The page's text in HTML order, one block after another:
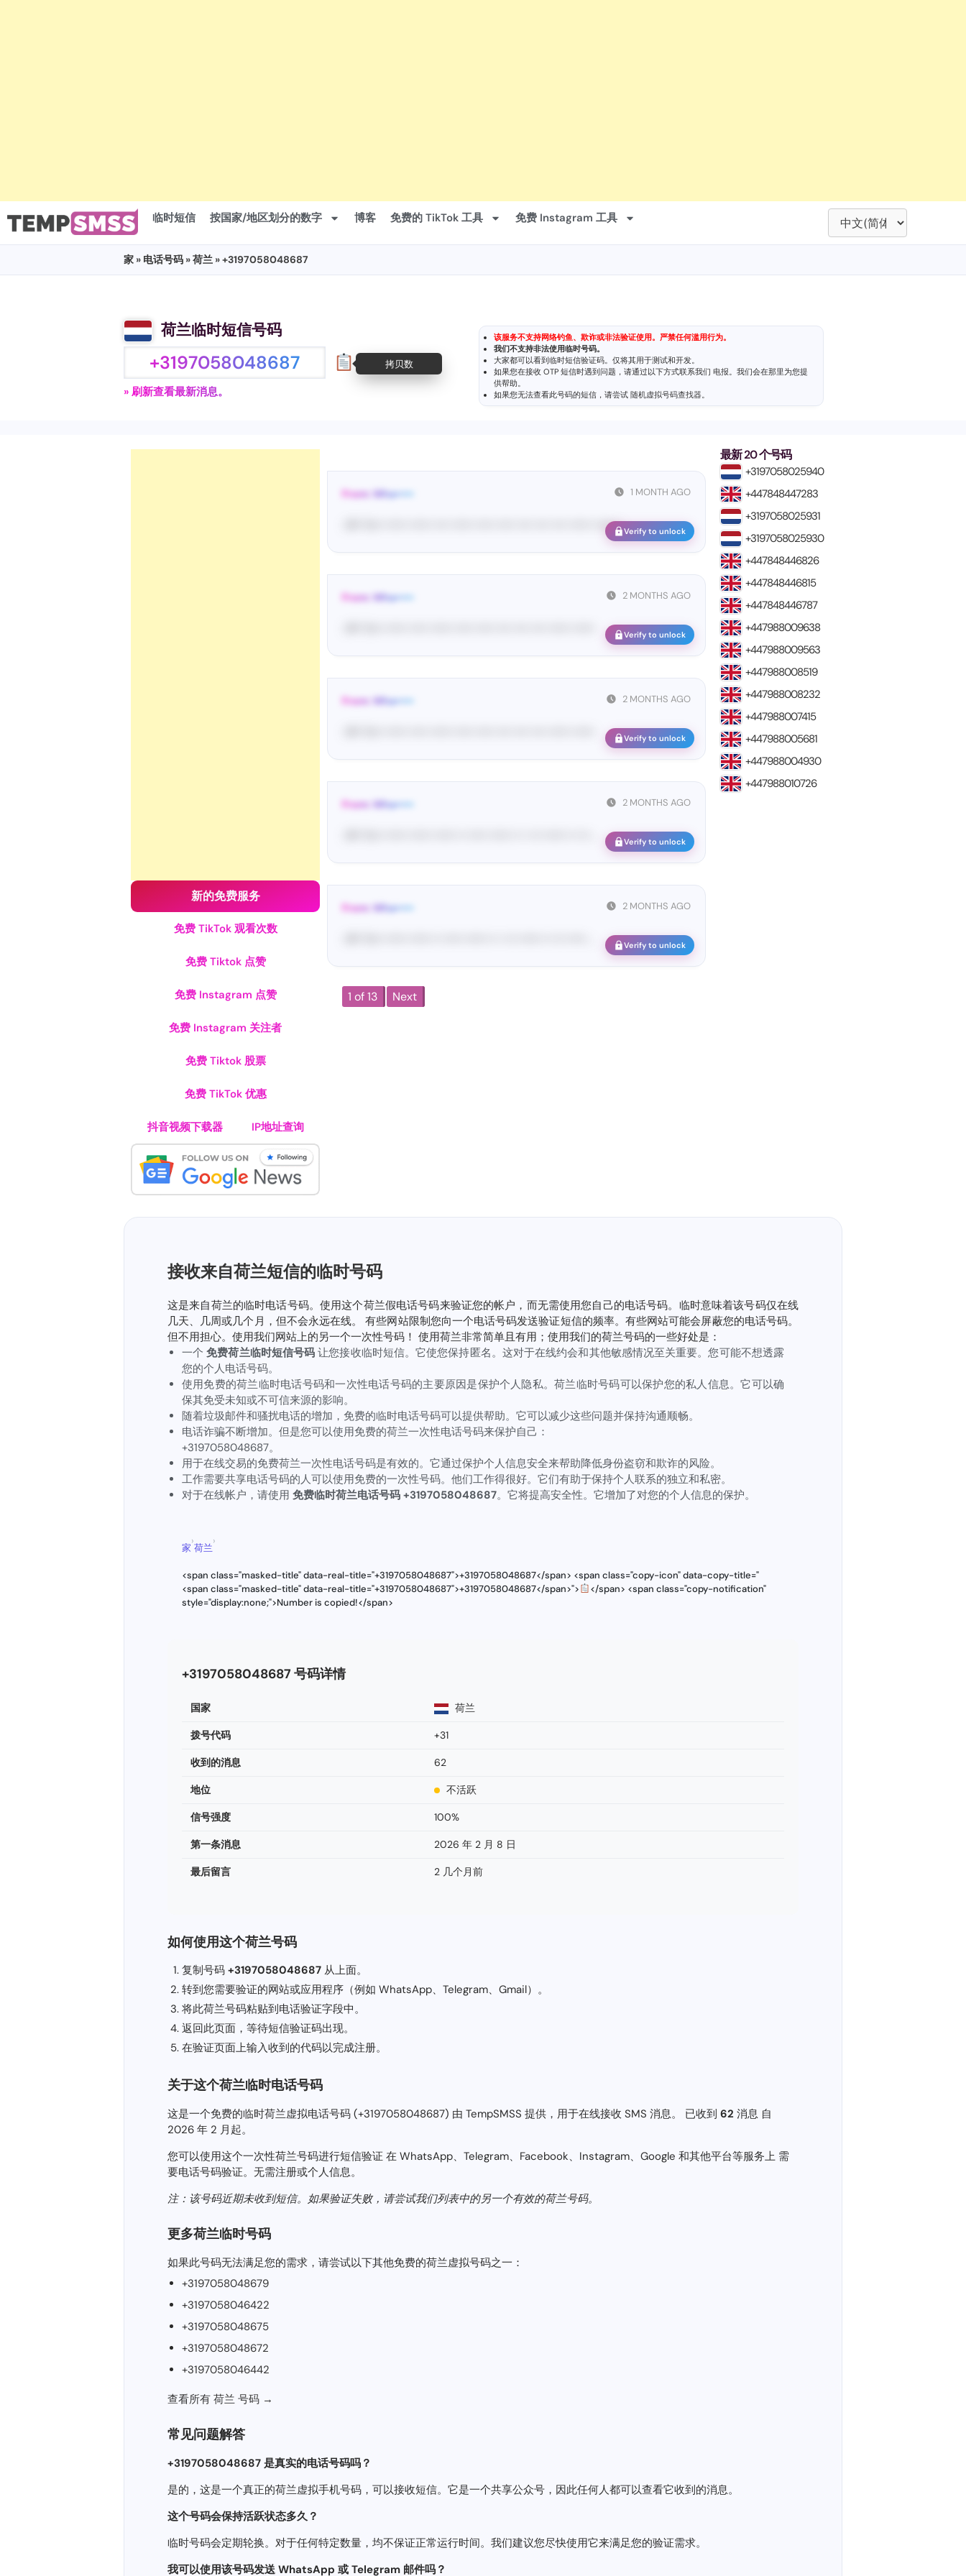
临时短信 按国家/地区划分的数字 博客 免费的 TikTok 工具 免费 Instagram 工具
家 » 电话号码 »荷兰 » +3197058048687
荷兰临时短信号码
+3197058048687 拷贝数
» 刷新查看最新消息。
该服务不支持网络钓鱼、欺诈或非法验证使用。严禁任何滥用行为。
我们不支持非法使用临时号码。
大家都可以看到临时短信验证码。仅将其用于测试和开发。
如果您在接收 OTP 短信时遇到问题，请通过以下方式联系我们 电报。我们会在那里为您提
供帮助。
如果您无法查看此号码的短信，请尝试 随机虚拟号码查找器。
新的免费服务
免费 TikTok 观看次数
免费 Tiktok 点赞
免费 Instagram 点赞
免费 Instagram 关注者
免费 Tiktok 股票
免费 TikTok 优惠
抖音视频下载器 IP地址查询
1 MONTH AGO
From: Wha•••••
<#• Yo•• •••••• •••••• •••• •••••• ••••• ••••• •••• •••• •••• •••••• •••••• • Verify to unlock
2 MONTHS AGO
From: Wha•••••
Verify to unlock
2 MONTHS AGO
From: Wha•••••
Verify to unlock
2 MONTHS AGO
From: Wha•••••
Verify to unlock
2 MONTHS AGO
From: Wha•••••
Verify to unlock
1 of 13 Next
最新 20 个号码
+3197058025940
+447848447283
+3197058025931
+3197058025930
+447848446826
+447848446815
+447848446787
+447988009638
+447988009563
+447988008519
+447988008232
+447988007415
+447988005681
+447988004930
+447988010726
接收来自荷兰短信的临时号码
这是来自荷兰的临时电话号码。使用这个荷兰假电话号码来验证您的帐户，而无需使用您自己的电话号码。临时意味着该号码仅在线
几天、几周或几个月，但不会永远在线。 有些网站限制您向一个电话号码发送验证短信的频率。有些网站可能会屏蔽您的电话号码。
但不用担心。使用我们网站上的另一个一次性号码！ 使用荷兰非常简单且有用；使用我们的荷兰号码的一些好处是：
一个免费荷兰临时短信号码 让您接收临时短信。它使您保持匿名。这对于在线约会和其他敏感情况至关重要。您可能不想透露
您的个人电话号码。
使用免费的荷兰临时电话号码和一次性电话号码的主要原因是保护个人隐私。荷兰临时号码可以保护您的私人信息。它可以确
保其免受未知或不可信来源的影响。
随着垃圾邮件和骚扰电话的增加，免费的临时电话号码可以提供帮助。它可以减少这些问题并保持沟通顺畅。
电话诈骗不断增加。但是您可以使用免费的荷兰一次性电话号码来保护自己：
+3197058048687。
用于在线交易的免费荷兰一次性电话号码是有效的。它通过保护个人信息安全来帮助降低身份盗窃和欺诈的风险。
工作需要共享电话号码的人可以使用免费的一次性号码。他们工作得很好。它们有助于保持个人联系的独立和私密。
对于在线帐户，请使用 免费临时荷兰电话号码 +3197058048687。它将提高安全性。它增加了对您的个人信息的保护。
家
›
荷兰
›
<span class="masked-title" data-real-title="+3197058048687">+3197058048687</span> <span class="copy-icon" data-copy-title="
<span class="masked-title" data-real-title="+3197058048687">+3197058048687</span>">
</span> <span class="copy-notification"
style="display:none;">Number is copied!</span>
+3197058048687 号码详情
国家 荷兰
拨号代码 +31
收到的消息 62
地位 不活跃
信号强度 100%
第一条消息 2026 年 2 月 8 日
最后留言 2 几个月前
如何使用这个荷兰号码
复制号码 +3197058048687 从上面。
转到您需要验证的网站或应用程序（例如 WhatsApp、Telegram、Gmail）。
将此荷兰号码粘贴到电话验证字段中。
返回此页面，等待短信验证码出现。
在验证页面上输入收到的代码以完成注册。
关于这个荷兰临时电话号码
这是一个免费的临时荷兰虚拟电话号码 (+3197058048687) 由 TempSMSS 提供，用于在线接收 SMS 消息。 已收到 62 消息 自
2026 年 2 月起。
您可以使用这个一次性荷兰号码进行短信验证 在 WhatsApp、Telegram、Facebook、Instagram、Google 和其他平台等服务上 需
要电话号码验证。无需注册或个人信息。
注：该号码近期未收到短信。如果验证失败，请尝试我们列表中的另一个有效的荷兰号码。
更多荷兰临时号码
如果此号码无法满足您的需求，请尝试以下其他免费的荷兰虚拟号码之一：
+3197058048679
+3197058046422
+3197058048675
+3197058048672
+3197058046442
查看所有 荷兰 号码 →
常见问题解答
+3197058048687 是真实的电话号码吗？
是的，这是一个真正的荷兰虚拟手机号码，可以接收短信。它是一个共享公众号，因此任何人都可以查看它收到的消息。
这个号码会保持活跃状态​​多久？
临时号码会定期轮换。对于任何特定数量，均不保证正常运行时间。我们建议您尽快使用它来满足您的验证需求。
我可以使用该号码发送 WhatsApp 或 Telegram 邮件吗？